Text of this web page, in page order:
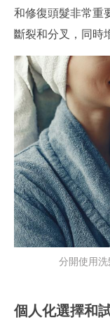
和修復頭髮非常重
斷裂和分叉，同時
分開使用洗
個人化選擇和